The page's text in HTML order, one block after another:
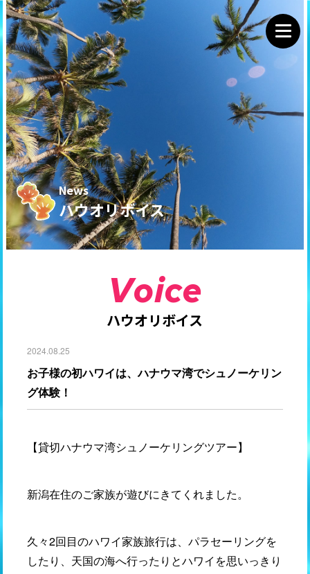
News
ハウオリボイス
Voice
ハウオリボイス
2024.08.25
お子様の初ハワイは、ハナウマ湾でシュノーケリン
グ体験！
【貸切ハナウマ湾シュノーケリングツアー】
新潟在住のご家族が遊びにきてくれました。
久々2回目のハワイ家族旅行は、パラセーリングを
したり、天国の海へ行ったりとハワイを思いっきり